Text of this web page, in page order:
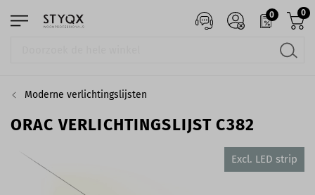
0 0
Moderne verlichtingslijsten
ORAC VERLICHTINGSLIJST C382
Excl. LED strip